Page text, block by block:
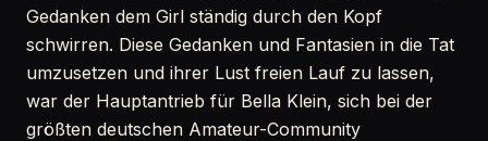
Gedanken dem Girl ständig durch den Kopf
schwirren. Diese Gedanken und Fantasien in die Tat
umzusetzen und ihrer Lust freien Lauf zu lassen,
war der Hauptantrieb für Bella Klein, sich bei der
größten deutschen Amateur-Community